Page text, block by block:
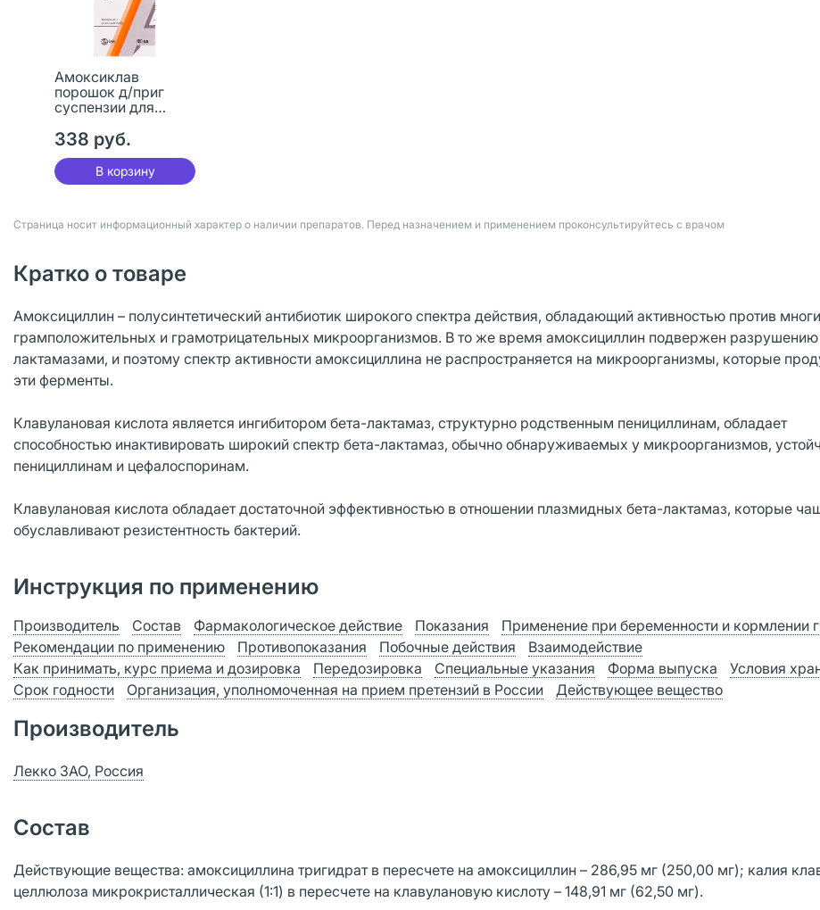
Амоксиклав
порошок д/приг
суспензии для
мг+62,5 мг/5 мл 15,8
338 руб.
В корзину
Страница носит информационный характер о наличии препаратов. Перед назначением и применением проконсультируйтесь с врачом
Кратко о товаре
Амоксициллин – полусинтетический антибиотик широкого спектра действия, обладающий активностью против
грамположительных и грамотрицательных микроорганизмов. В то же время амоксициллин подвержен разрушению
лактамазами, и поэтому спектр активности амоксициллина не распространяется на микроорганизмы, которые
эти ферменты.
Клавулановая кислота является ингибитором бета-лактамаз, структурно родственным пенициллинам, обладает
способностью инактивировать широкий спектр бета-лактамаз, обычно обнаруживаемых у микроорганизмов,
пенициллинам и цефалоспоринам.
Клавулановая кислота обладает достаточной эффективностью в отношении плазмидных бета-лактамаз, которые
обуславливают резистентность бактерий.
Инструкция по применению
Производитель Состав Фармакологическое действие Показания
Применение при беременности и кормлении
Рекомендации по применению
Противопоказания Побочные действия
Взаимодействие
Как принимать, курс приема и дозировка
Передозировка Специальные указания Форма выпуска
Условия
Срок годности
Организация, уполномоченная на прием претензий в России Действующее вещество
Производитель
Лекко ЗАО, Россия
Состав
Действующие вещества: амоксициллина тригидрат в пересчете на амоксициллин – 286,95 мг (250,00 мг); калия
целлюлоза микрокристаллическая (1:1) в пересчете на клавулановую кислоту – 148,91 мг (62,50 мг).